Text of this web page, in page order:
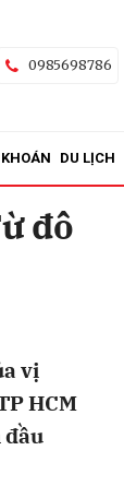
0985698786
DU LỊCH
đô
vị
HCM
đầu